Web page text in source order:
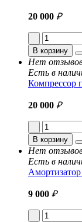
20 000 ₽
В корзину
Нет
Есть в
Компрессор
20 000 ₽
В корзину
Нет
Есть в
9 000 ₽